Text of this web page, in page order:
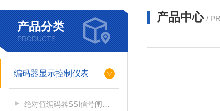
产品分类
PRODUCTS
编码器显示控制仪表
绝对值编码器SSI信号闸门开度仪GP1312RL/XH
产品中心 /